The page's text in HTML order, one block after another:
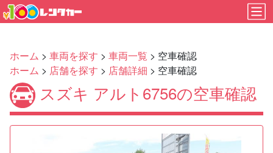
ホーム > 車両を探す > 車両一覧 > 空車確認
ホーム > 店舗を探す > 店舗詳細 > 空車確認
スズキ アルト6756の空車確認